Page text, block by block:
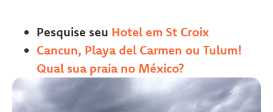
Pesquise seu Hotel em St Croix
Cancun, Playa del Carmen ou Tulum!
Qual sua praia no México?